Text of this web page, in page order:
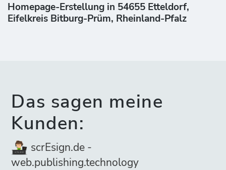
Homepage-Erstellung in 54655 Etteldorf,
Eifelkreis Bitburg-Prüm, Rheinland-Pfalz
Das sagen meine
Kunden:
scrEsign.de -
web.publishing.technology